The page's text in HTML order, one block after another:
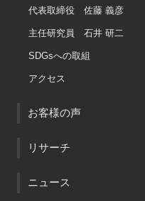
代表取締役 佐藤 義彦
主任研究員 石井 研二
SDGsへの取組
アクセス
お客様の声
リサーチ
ニュース